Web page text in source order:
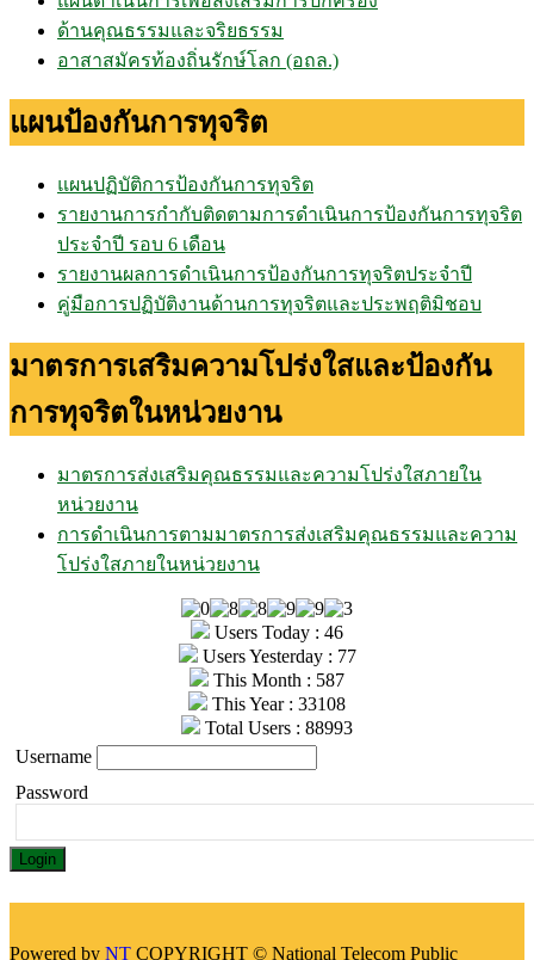
ด้านคุณธรรมและจริยธรรม
อาสาสมัครท้องถิ่นรักษ์โลก (อถล.)
แผนป้องกันการทุจริต
แผนปฏิบัติการป้องกันการทุจริต
รายงานการกำกับติดตามการดำเนินการป้องกันการทุจริต
ประจำปี รอบ 6 เดือน
รายงานผลการดำเนินการป้องกันการทุจริตประจำปี
คู่มือการปฏิบัติงานด้านการทุจริตและประพฤติมิชอบ
มาตรการเสริมความโปร่งใสและป้องกัน
การทุจริตในหน่วยงาน
มาตรการส่งเสริมคุณธรรมและความโปร่งใสภายใน
หน่วยงาน
การดำเนินการตามมาตรการส่งเสริมคุณธรรมและความ
โปร่งใสภายในหน่วยงาน
Users Today : 46
Users Yesterday : 77
This Month : 587
This Year : 33108
Total Users : 88993
Username
Password
Powered by NT COPYRIGHT © National Telecom Public